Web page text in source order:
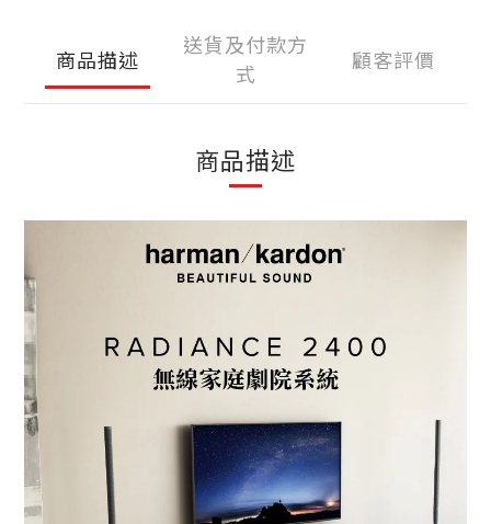
商品描述
送貨及付款方
式
顧客評價
商品描述